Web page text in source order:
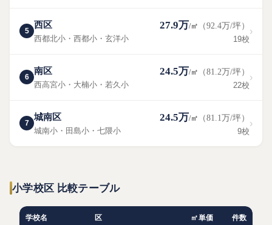
5
西区
西都北小・西都小・玄洋小
27.9万/㎡ （92.4万/坪）
19校
›
6
南区
西高宮小・大楠小・若久小
24.5万/㎡ （81.2万/坪）
22校
›
7
城南区
城南小・田島小・七隈小
24.5万/㎡ （81.1万/坪）
9校
›
小学校区 比較テーブル
学校名 区 ㎡単価 件数